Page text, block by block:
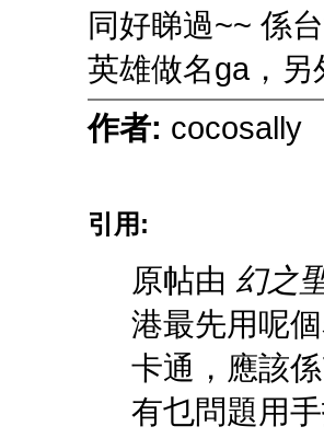
同好睇過~~ 係
英雄做名ga，
作者: cocosally
引用:
原帖由 幻之
港最先用呢
卡通，應該
有乜問題用